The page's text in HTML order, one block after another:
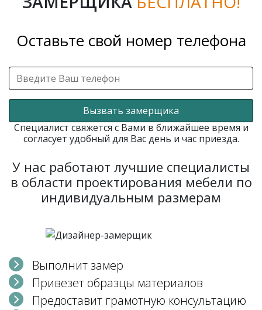
Оставьте свой номер телефона
Вызвать замерщика
Специалист свяжется с Вами в ближайшее время и
согласует удобный для Вас день и час приезда.
У нас работают лучшие специалисты
в области проектирования мебели по
индивидуальным размерам
Выполнит замер
Привезет образцы материалов
Предоставит грамотную консультацию